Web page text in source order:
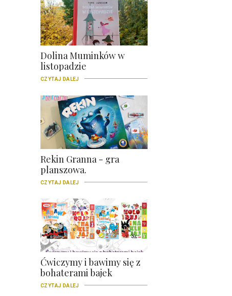
Dolina Muminków w
listopadzie
CZYTAJ DALEJ
Rekin Granna - gra
planszowa.
CZYTAJ DALEJ
Ćwiczymy i bawimy się z
bohaterami bajek
CZYTAJ DALEJ